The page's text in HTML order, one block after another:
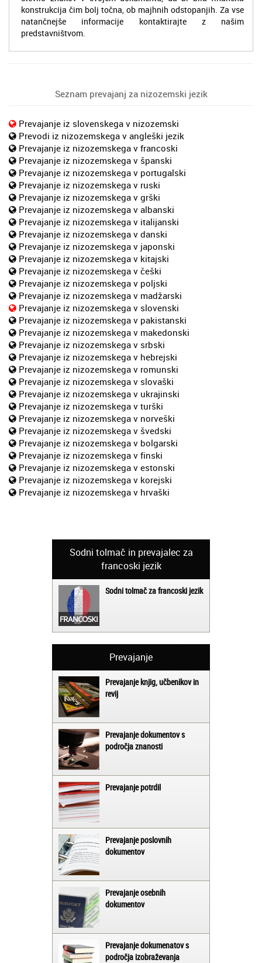
konstrukcija čim bolj točna, ob majhnih odstopanjih. Za vse
natančnejše informacije kontaktirajte z našim
predstavništvom.
Seznam prevajanj za nizozemski jezik
Prevajanje iz slovenskega v nizozemski
Prevodi iz nizozemskega v angleški jezik
Prevajanje iz nizozemskega v francoski
Prevajanje iz nizozemskega v španski
Prevajanje iz nizozemskega v portugalski
Prevajanje iz nizozemskega v ruski
Prevajanje iz nizozemskega v grški
Prevajanje iz nizozemskega v albanski
Prevajanje iz nizozemskega v italijanski
Prevajanje iz nizozemskega v danski
Prevajanje iz nizozemskega v japonski
Prevajanje iz nizozemskega v kitajski
Prevajanje iz nizozemskega v češki
Prevajanje iz nizozemskega v poljski
Prevajanje iz nizozemskega v madžarski
Prevajanje iz nizozemskega v slovenski
Prevajanje iz nizozemskega v pakistanski
Prevajanje iz nizozemskega v makedonski
Prevajanje iz nizozemskega v srbski
Prevajanje iz nizozemskega v hebrejski
Prevajanje iz nizozemskega v romunski
Prevajanje iz nizozemskega v slovaški
Prevajanje iz nizozemskega v ukrajinski
Prevajanje iz nizozemskega v turški
Prevajanje iz nizozemskega v norveški
Prevajanje iz nizozemskega v švedski
Prevajanje iz nizozemskega v bolgarski
Prevajanje iz nizozemskega v finski
Prevajanje iz nizozemskega v estonski
Prevajanje iz nizozemskega v korejski
Prevajanje iz nizozemskega v hrvaški
Sodni tolmač in prevajalec za
francoski jezik
Sodni tolmač za francoski jezik
Prevajanje
Prevajanje knjig, učbenikov in
revij
Prevajanje dokumentov s
področja znanosti
Prevajanje potrdil
Prevajanje poslovnih
dokumentov
Prevajanje osebnih
dokumentov
Prevajanje dokumenatov s
področja izobraževanja